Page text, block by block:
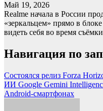
Май 19, 2026
Realme начала в России
«зеркальцем» прямо в
видеть себя во время
Навигация по
Состоялся релиз Forza
ИИ Google Gemini
Android-смартфонах